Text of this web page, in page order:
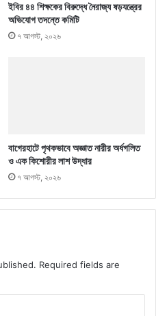
ইবির ৪৪ শিক্ষকের বিরুদ্ধে নৈরাজ্য ষড়যন্ত্রের
অভিযোগ তদন্তে কমিটি
৭ আগস্ট, ২০২৬
বাগেরহাটে পৃথকভাবে অজ্ঞাত নারীর অর্ধগলিত
ও এক কিশোরীর লাশ উদ্ধার
৭ আগস্ট, ২০২৬
Required fields are